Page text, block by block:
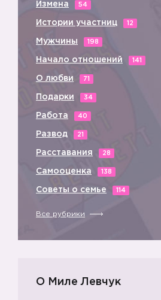
Измена 54
Истории участниц 12
Мужчины 198
Начало отношений 141
О любви 71
Подарки 34
Работа 40
Развод 21
Расставания 28
Самооценка 138
Советы о семье 114
Все рубрики
О Миле Левчук